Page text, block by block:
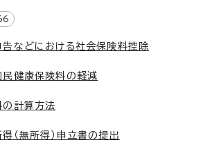
などにおける社会保険料控除
健康保険料の軽減
の計算方法
（無所得）申立書の提出